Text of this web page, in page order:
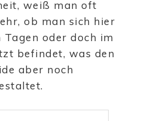
weiß man oft
ob man sich hier
Tagen oder doch im
befindet, was den
aber noch